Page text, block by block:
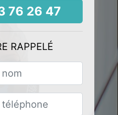
76 26 47
RAPPELÉ